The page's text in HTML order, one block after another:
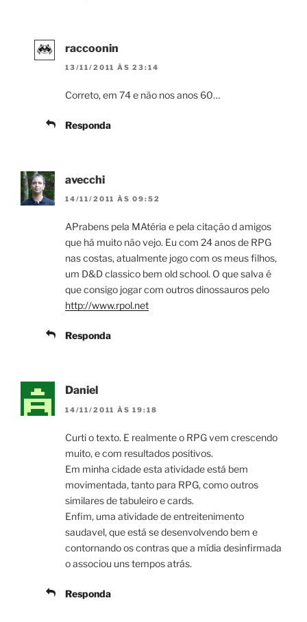
raccoonin
13/11/2011 ÀS 23:14
Correto, em 74 e não nos anos 60…
Responda
avecchi
14/11/2011 ÀS 09:52
APrabens pela MAtéria e pela citação d amigos
que há muito não vejo. Eu com 24 anos de RPG
nas costas, atualmente jogo com os meus filhos,
um D&D classico bem old school. O que salva é
que consigo jogar com outros dinossauros pelo
http://www.rpol.net
Responda
Daniel
14/11/2011 ÀS 19:18
Curti o texto. E realmente o RPG vem crescendo
muito, e com resultados positivos.
Em minha cidade esta atividade está bem
movimentada, tanto para RPG, como outros
similares de tabuleiro e cards.
Enfim, uma atividade de entreitenimento
saudavel, que está se desenvolvendo bem e
contornando os contras que a mídia desinfirmada
o associou uns tempos atrás.
Responda